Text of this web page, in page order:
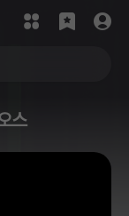
스